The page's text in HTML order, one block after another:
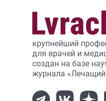
крупнейший
для врачей и
создан на базе
журнала «Лечащий